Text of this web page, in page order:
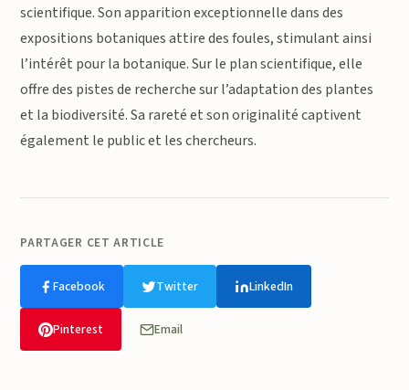
scientifique. Son apparition exceptionnelle dans des
expositions botaniques attire des foules, stimulant ainsi
l’intérêt pour la botanique. Sur le plan scientifique, elle
offre des pistes de recherche sur l’adaptation des plantes
et la biodiversité. Sa rareté et son originalité captivent
également le public et les chercheurs.
PARTAGER CET ARTICLE
Facebook Twitter LinkedIn
Pinterest Email